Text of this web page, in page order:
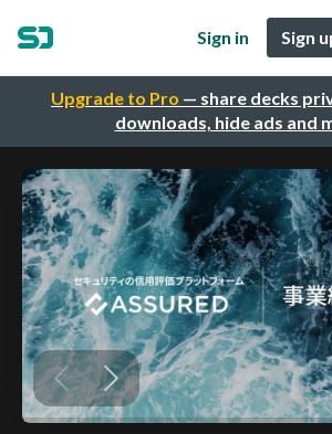
Upgrade to Pro — share decks
downloads, hide ads and
Sign in Sign